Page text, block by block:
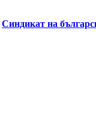
Синдикат на